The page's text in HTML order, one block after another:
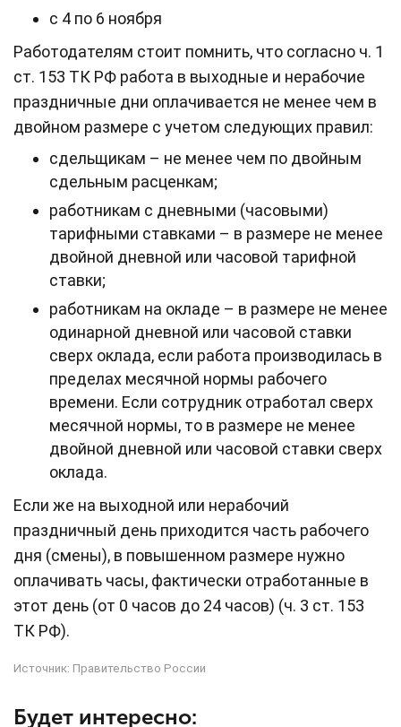
с 4 по 6 ноября
Работодателям стоит помнить, что согласно ч. 1
ст. 153 ТК РФ работа в выходные и нерабочие
праздничные дни оплачивается не менее чем в
двойном размере с учетом следующих правил:
сдельщикам – не менее чем по двойным
сдельным расценкам;
работникам с дневными (часовыми)
тарифными ставками – в размере не менее
двойной дневной или часовой тарифной
ставки;
работникам на окладе – в размере не менее
одинарной дневной или часовой ставки
сверх оклада, если работа производилась в
пределах месячной нормы рабочего
времени. Если сотрудник отработал сверх
месячной нормы, то в размере не менее
двойной дневной или часовой ставки сверх
оклада.
Если же на выходной или нерабочий
праздничный день приходится часть рабочего
дня (смены), в повышенном размере нужно
оплачивать часы, фактически отработанные в
этот день (от 0 часов до 24 часов) (ч. 3 ст. 153
ТК РФ).
Источник: Правительство России
Будет интересно: